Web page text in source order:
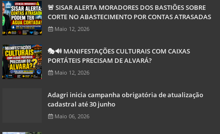
🚨 SISAR ALERTA MORADORES DOS BASTIÕES SOBRE
CORTE NO ABASTECIMENTO POR CONTAS ATRASADAS
Maio 12, 2026
🎭🔊 MANIFESTAÇÕES CULTURAIS COM CAIXAS
PORTÁTEIS PRECISAM DE ALVARÁ?
Maio 12, 2026
Adagri inicia campanha obrigatória de atualização
cadastral até 30 junho
Maio 06, 2026